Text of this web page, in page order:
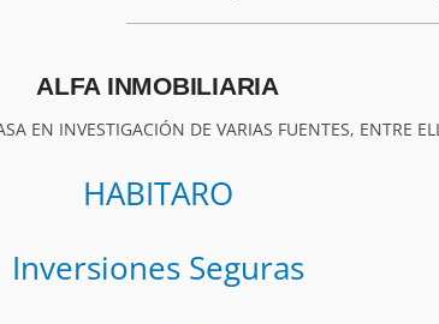
ALFA INMOBILIARIA
EN INVESTIGACIÓN DE VARIAS FUENTES, ENTRE
HABITARO
Inversiones Seguras